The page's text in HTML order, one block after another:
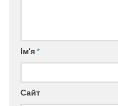
Ім'я*
Сайт